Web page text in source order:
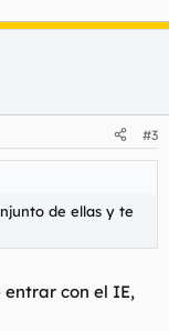
#3
de ellas y te
entrar con el IE,